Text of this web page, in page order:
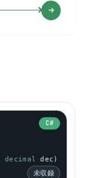
C#
decimal dec )
未収録